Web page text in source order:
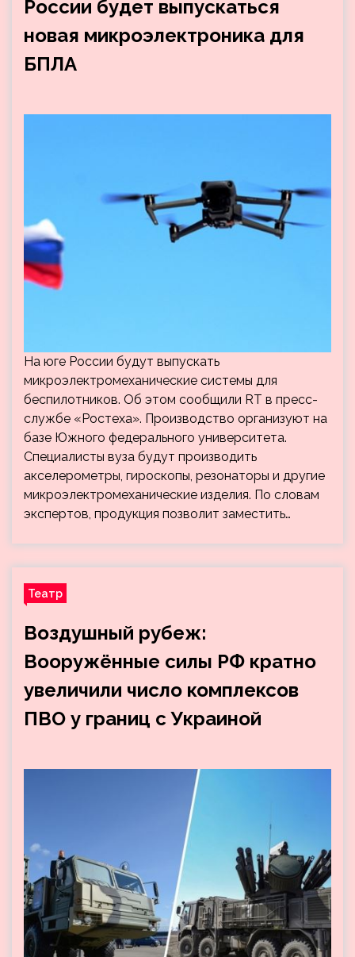
России будет выпускаться
новая микроэлектроника для
БПЛА
На юге России будут выпускать
микроэлектромеханические системы для
беспилотников. Об этом сообщили RT в пресс-
службе «Ростеха». Производство организуют на
базе Южного федерального университета.
Специалисты вуза будут производить
акселерометры, гироскопы, резонаторы и другие
микроэлектромеханические изделия. По словам
экспертов, продукция позволит заместить…
Театр
Воздушный рубеж:
Вооружённые силы РФ кратно
увеличили число комплексов
ПВО у границ с Украиной